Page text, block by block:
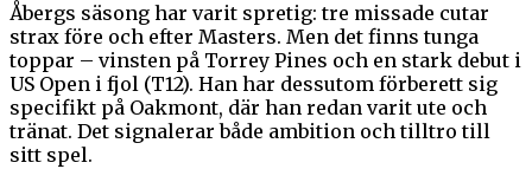
Åbergs säsong har varit spretig: tre missade cutar
strax före och efter Masters. Men det finns tunga
toppar – vinsten på Torrey Pines och en stark debut i
US Open i fjol (T12). Han har dessutom förberett sig
specifikt på Oakmont, där han redan varit ute och
tränat. Det signalerar både ambition och tilltro till
sitt spel.